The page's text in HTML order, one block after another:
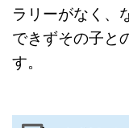
ラリーがなく、
できずその子と
す。